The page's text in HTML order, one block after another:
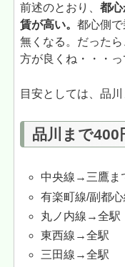
前述のとおり、都
賃が高い。都心側
無くなる。だった
方が良くね・・・っ
目安としては、品
品川まで400
中央線→三鷹ま
有楽町線/副都
丸ノ内線→全駅
東西線→全駅
三田線→全駅